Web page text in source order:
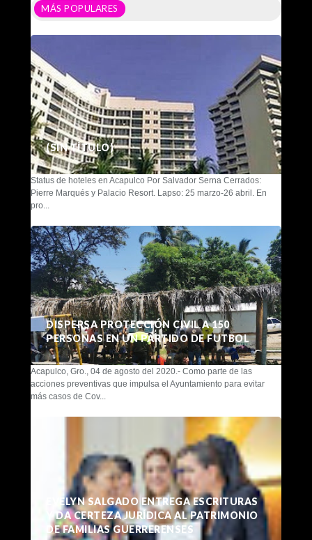
MÁS POPULARES
(SIN TÍTULO)
Status de hoteles en Acapulco Por Salvador Serna Cerrados:
Pierre Marqués y Palacio Resort. Lapso: 25 marzo-26 abril. En
pro...
DISPERSA PROTECCIÓN CIVIL A 150
PERSONAS EN UN PARTIDO DE FUTBOL
Acapulco, Gro., 04 de agosto del 2020.- Como parte de las
acciones preventivas que impulsa el Ayuntamiento para evitar
más casos de Cov...
EVELYN SALGADO ENTREGA ESCRITURAS
Y DA CERTEZA JURÍDICA AL PATRIMONIO
DE FAMILIAS GUERRERENSES